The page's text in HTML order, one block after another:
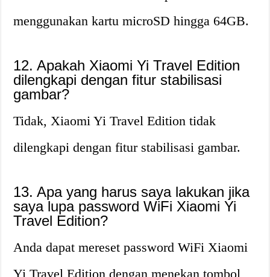
menggunakan kartu microSD hingga 64GB.
12. Apakah Xiaomi Yi Travel Edition
dilengkapi dengan fitur stabilisasi
gambar?
Tidak, Xiaomi Yi Travel Edition tidak
dilengkapi dengan fitur stabilisasi gambar.
13. Apa yang harus saya lakukan jika
saya lupa password WiFi Xiaomi Yi
Travel Edition?
Anda dapat mereset password WiFi Xiaomi
Yi Travel Edition dengan menekan tombol